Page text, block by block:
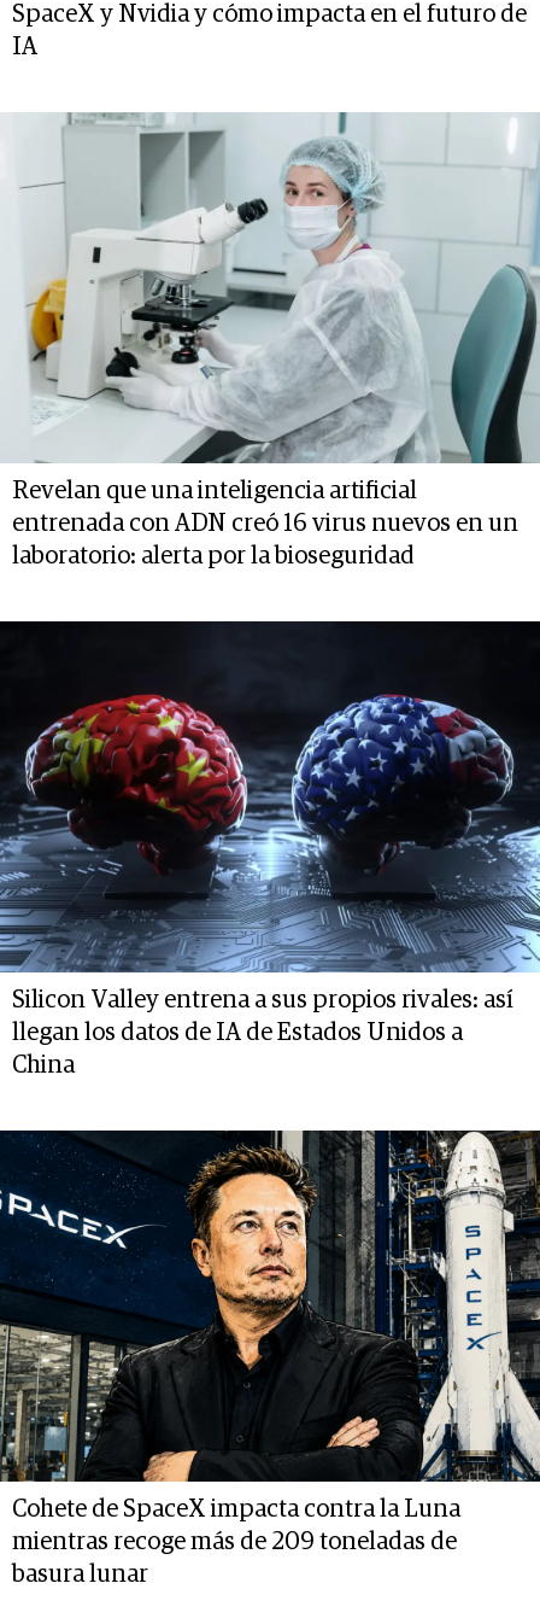
SpaceX y Nvidia y cómo impacta en el futuro de
IA
Revelan que una inteligencia artificial
entrenada con ADN creó 16 virus nuevos en un
laboratorio: alerta por la bioseguridad
Silicon Valley entrena a sus propios rivales: así
llegan los datos de IA de Estados Unidos a
China
Cohete de SpaceX impacta contra la Luna
mientras recoge más de 209 toneladas de
basura lunar